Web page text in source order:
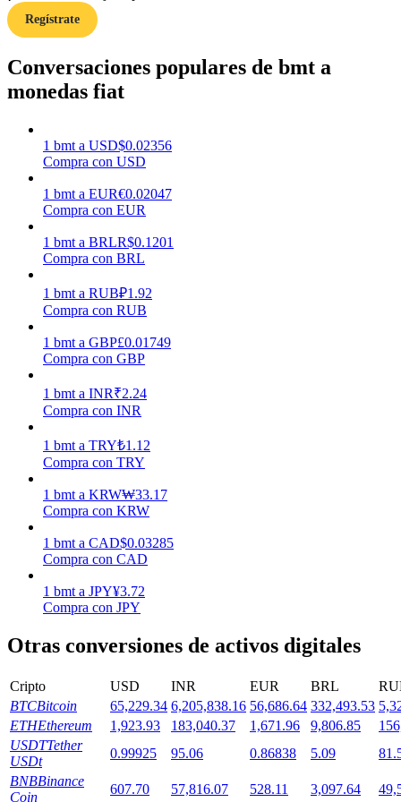
Power Piggy
Gana recompensas competitivas diariamente
Staking
Participación flexible para ganar tokens populares
Regístrate
Conversaciones populares de bmt a
monedas fiat
1 bmt a USD$0.02356
Compra con USD
1 bmt a EUR€0.02047
Compra con EUR
1 bmt a BRLR$0.1201
Compra con BRL
1 bmt a RUB₽1.92
Compra con RUB
1 bmt a GBP£0.01749
Compra con GBP
1 bmt a INR₹2.24
Compra con INR
1 bmt a TRY₺1.12
Compra con TRY
1 bmt a KRW₩33.17
Compra con KRW
1 bmt a CAD$0.03285
Compra con CAD
1 bmt a JPY¥3.72
Compra con JPY
Otras conversiones de activos digitales
Cripto USD INR EUR BRL
BTCBitcoin 65,229.34 6,205,838.16 56,686.64 332,493.53
ETHEthereum 1,923.93 183,040.37 1,671.96 9,806.85
USDTTether
USDt
0.99925 95.06 0.86838 5.09
BNBBinance
Coin
607.70 57,816.07 528.11 3,097.64